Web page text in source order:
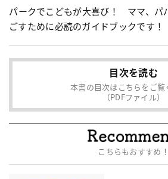
パークでこどもが大喜び！ ママ、パ
ごすために必読のガイドブックです！
目次を読む
本書の目次はこちらをご覧
（PDFファイル）
こちらもおすすめ！